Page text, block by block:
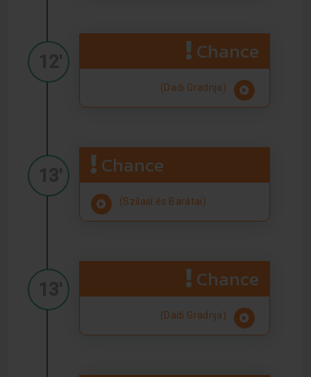
Chance
(Dadi Gradnja)
Chance
(Szilasi és Barátai)
Chance
(Dadi Gradnja)